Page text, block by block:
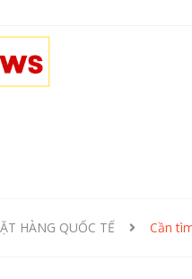
HÀNG QUỐC TẾ Cần